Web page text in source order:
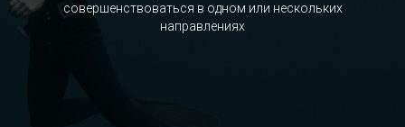
совершенствоваться в одном или нескольких
направлениях